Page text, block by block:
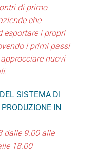
di primo
che
esportare i propri
i primi passi
nuovi
SISTEMA DI
IN
dalle 9.00 alle
18.00